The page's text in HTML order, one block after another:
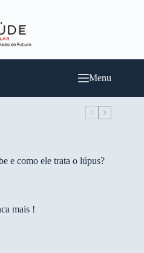
Menu
e como ele trata o lúpus?
mais !